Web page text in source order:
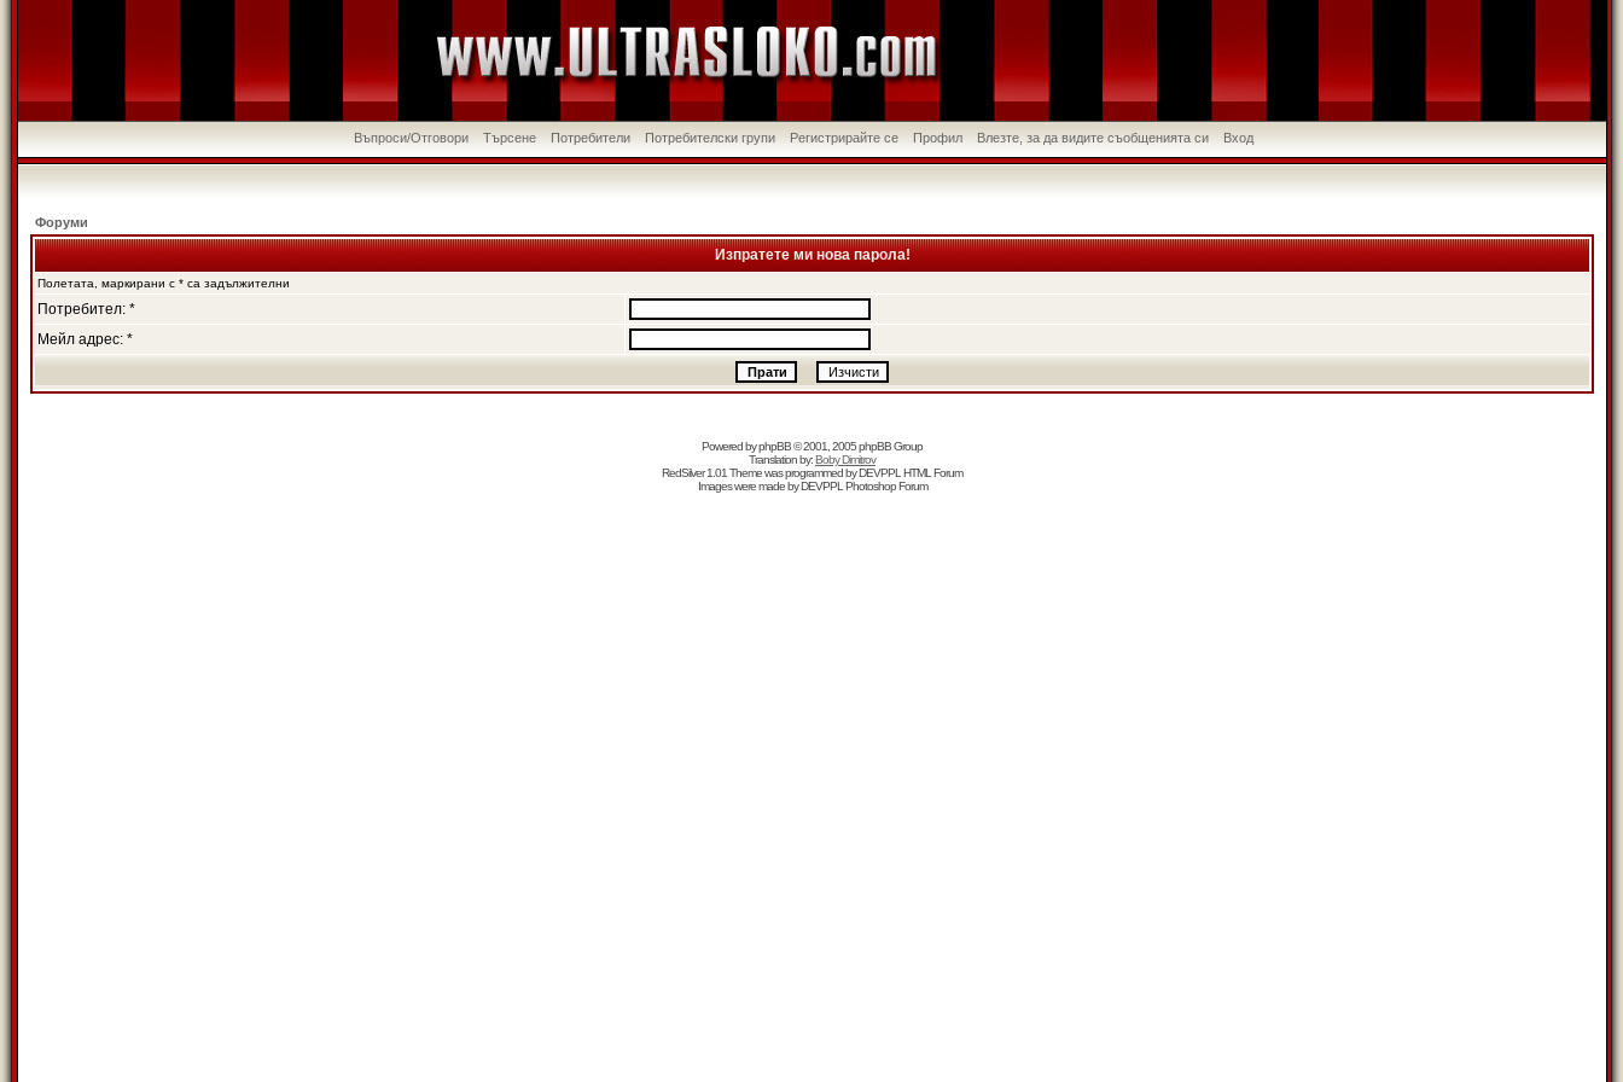
Въпроси/Отговори Търсене Потребители Потребителски групи Регистрирайте се Профил Влезте, за да видите съобщенията си Вход
Форуми
Изпратете ми нова парола!
Полетата, маркирани с * са задължителни
Потребител: *
Мейл адрес: *
Powered byphpBB© 2001, 2005 phpBB Group
Translation by:Boby Dimitrov
RedSilver 1.01 Theme was programmed byDEVPPL HTML Forum
Images were made byDEVPPL Photoshop Forum